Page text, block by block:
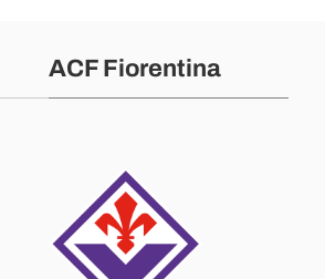
ACF Fiorentina